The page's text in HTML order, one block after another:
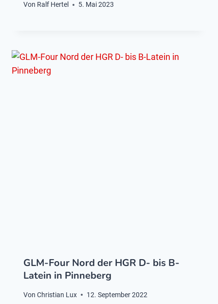
Von Ralf Hertel 5. Mai 2023
GLM-Four Nord der HGR D- bis B-
Latein in Pinneberg
Von Christian Lux 12. September 2022